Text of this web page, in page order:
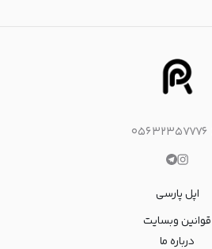
۰۵۶۳۲۳۵۷۷۷۶
اپل پارسی
قوانین وبسایت
درباره ما